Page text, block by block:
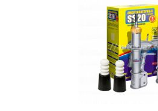
21213 Нива и их модификаций.